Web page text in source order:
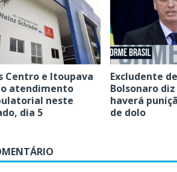
Centro e Itoupava
atendimento
neste
dia 5
Excludente
Bolsonaro
haverá
de dolo